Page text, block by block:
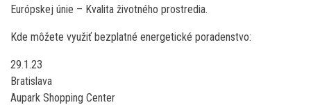
Európskej únie – Kvalita životného prostredia.
Kde môžete využiť bezplatné energetické poradenstvo:
29.1.23
Bratislava
Aupark Shopping Center